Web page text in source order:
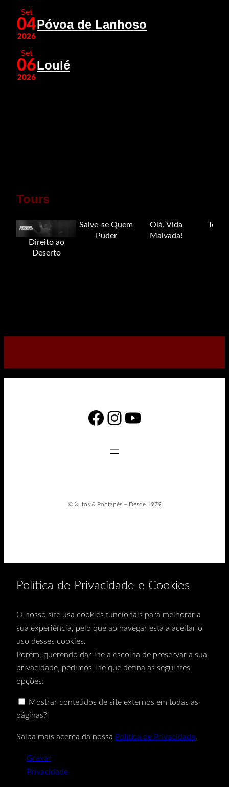
Set
04
2026
Póvoa de Lanhoso
Set
06
2026
Loulé
Tours
Direito ao
Deserto
Salve-se Quem
Puder
Olá, Vida
Malvada!
Tour
Facebook
Instagram
YouTube
© Xutos & Pontapés – Desde 1979
Política de Privacidade e Cookies
O nosso site usa cookies funcionais para melhorar a
sua experiência, pelo que ao navegar está a aceitar o
uso desses cookies.
Porém, querendo dar-lhe a escolha de preservar a sua
privacidade, pedimos-lhe que defina as seguintes
opções:
Mostrar conteúdos de site externos em todas as
páginas?
Saiba mais acerca da nossa Política de Privacidade.
Gravar
Privacidade